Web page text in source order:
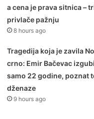
a cena je prava sitnica –
privlače pažnju
8 hours ago
Tragedija koja je zavila
crno: Emir Bačevac
samo 22 godine, poznat
dženaze
9 hours ago